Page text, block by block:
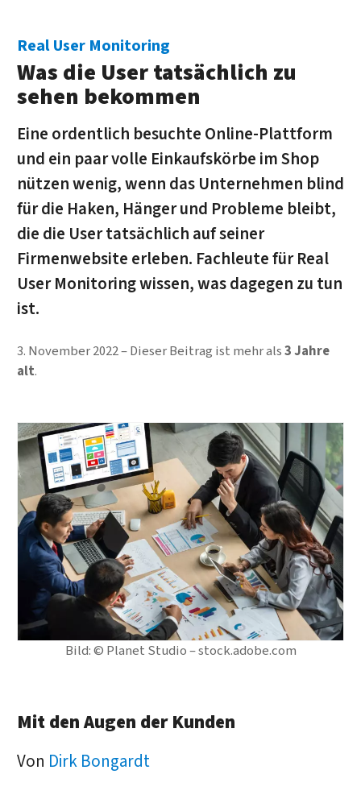
Real User Monitoring
Was die User tatsächlich zu
sehen bekommen
Eine ordentlich besuchte Online-Plattform
und ein paar volle Einkaufskörbe im Shop
nützen wenig, wenn das Unternehmen blind
für die Haken, Hänger und Probleme bleibt,
die die User tatsächlich auf seiner
Firmenwebsite erleben. Fachleute für Real
User Monitoring wissen, was dagegen zu tun
ist.
3. November 2022 Dieser Beitrag ist mehr als3 Jahre
alt.
Bild: © Planet Studio – stock.adobe.com
Mit den Augen der Kunden
Von Dirk Bongardt